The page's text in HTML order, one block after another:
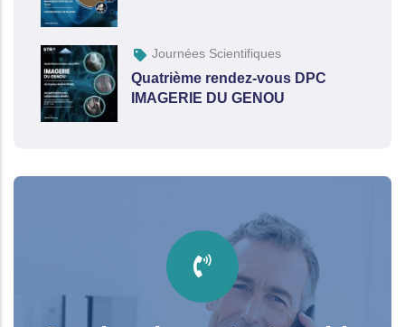
Journées Scientifiques
Quatrième rendez-vous DPC
IMAGERIE DU GENOU